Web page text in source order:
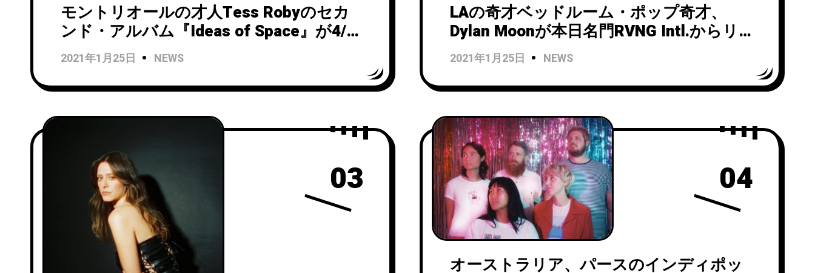
モントリオールの才人Tess Robyのセカ
ンド・アルバム『Ideas of Space』が4/22
にリリース決定。ファースト・シングル
としてタイトル・トラックがリリース＆
ミュージック・ビデオが公開。
2021年1月25日 NEWS
LAの奇才ベッドルーム・ポップ奇才、
Dylan Moonが本日名門RVNG Intl.からリ
リースしたセカンド・アルバム『Option
Explore』のクロージング・トラック
「Look」のミュージック・ビデオが公
2021年1月25日 NEWS
03 04
オーストラリア、パースのインディポッ